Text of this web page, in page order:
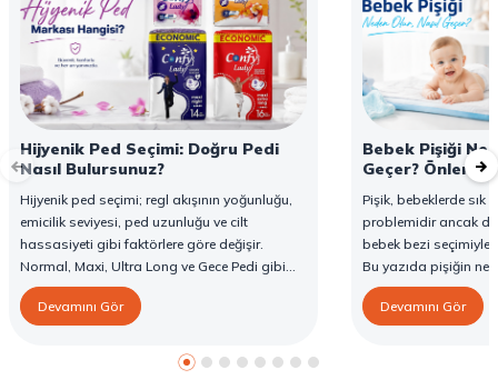
Hijyenik Ped Seçimi: Doğru Pedi
Nasıl Bulursunuz?
Hijyenik ped seçimi; regl akışının yoğunluğu,
emicilik seviyesi, ped uzunluğu ve cilt
hassasiyeti gibi faktörlere göre değişir.
Normal, Maxi, Ultra Long ve Gece Pedi gibi
farklı seçenekler, farklı ihtiyaçlara yönelik
koruma sunar. Doğru ped seçimi gün boyu
rehberde hijyenik ped çeşitleri, seçim kriterleri
Devamını Gör
Bebek Pişiği
Geçer? Önleme
Pişik, bebeklerde sık
problemidir ancak
bebek bezi seçimiyle
Bu yazıda pişiğin
yöntemlerini ve
karşı destekleyici
Devamını Gör